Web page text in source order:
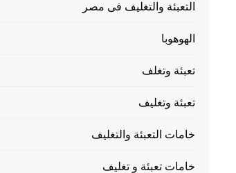
التعبئة والتغليف فى مصر
الهوهوبا
تعبئة وتغلف
تعبئة وتغليف
خامات التعبئة والتغليف
خامات تعبئة و تغليف